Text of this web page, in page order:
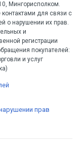
Мингорисполком.
для связи с
о нарушении их прав.
и
регистрации
покупателей:
и услуг
прав